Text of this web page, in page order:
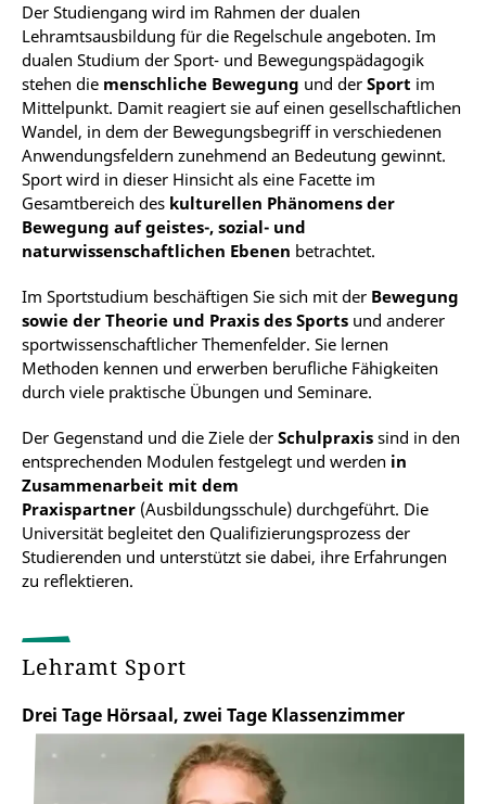
Der Studiengang wird im Rahmen der dualen
Lehramtsausbildung für die Regelschule angeboten. Im
dualen Studium der Sport- und Bewegungspädagogik
stehen die menschliche Bewegung und der Sport im
Mittelpunkt. Damit reagiert sie auf einen gesellschaftlichen
Wandel, in dem der Bewegungsbegriff in verschiedenen
Anwendungsfeldern zunehmend an Bedeutung gewinnt.
Sport wird in dieser Hinsicht als eine Facette im
Gesamtbereich des kulturellen Phänomens der
Bewegung auf geistes-, sozial- und
naturwissenschaftlichen Ebenen betrachtet.
Im Sportstudium beschäftigen Sie sich mit der Bewegung
sowie der Theorie und Praxis des Sports und anderer
sportwissenschaftlicher Themenfelder. Sie lernen
Methoden kennen und erwerben berufliche Fähigkeiten
durch viele praktische Übungen und Seminare.
Der Gegenstand und die Ziele der Schulpraxis sind in den
entsprechenden Modulen festgelegt und werden in
Zusammenarbeit mit dem
Praxispartner (Ausbildungsschule) durchgeführt. Die
Universität begleitet den Qualifizierungsprozess der
Studierenden und unterstützt sie dabei, ihre Erfahrungen
zu reflektieren.
Lehramt Sport
Drei Tage Hörsaal, zwei Tage Klassenzimmer